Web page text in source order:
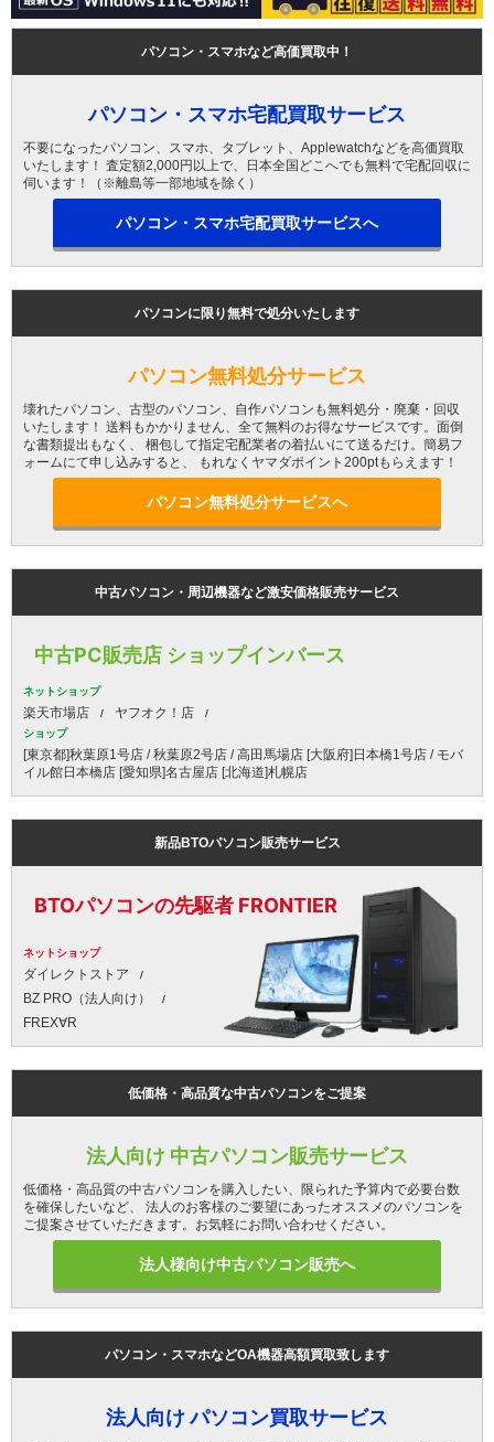
パソコン・スマホなど高価買取中！
パソコン・スマホ宅配買取サービス
不要になったパソコン、スマホ、タブレット、Applewatchなどを高価買取
いたします！ 査定額2,000円以上で、日本全国どこへでも無料で宅配回収に
伺います！（※離島等一部地域を除く）
パソコン・スマホ宅配買取サービスへ
パソコンに限り無料で処分いたします
パソコン無料処分サービス
壊れたパソコン、古型のパソコン、自作パソコンも無料処分・廃棄・回収
いたします！ 送料もかかりません、全て無料のお得なサービスです。面倒
な書類提出もなく、 梱包して指定宅配業者の着払いにて送るだけ。簡易フ
ォームにて申し込みすると、 もれなくヤマダポイント200ptもらえます！
パソコン無料処分サービスへ
中古パソコン・周辺機器など激安価格販売サービス
中古PC販売店 ショップインバース
ネットショップ
楽天市場店 ヤフオク！店
ショップ
[東京都]秋葉原1号店 / 秋葉原2号店 / 高田馬場店 [大阪府]日本橋1号店 / モバ
イル館日本橋店 [愛知県]名古屋店 [北海道]札幌店
新品BTOパソコン販売サービス
BTOパソコンの先駆者 FRONTIER
ネットショップ
ダイレクトストア
BZ PRO（法人向け）
FREX∀R
低価格・高品質な中古パソコンをご提案
法人向け 中古パソコン販売サービス
低価格・高品質の中古パソコンを購入したい、限られた予算内で必要台数
を確保したいなど、 法人のお客様のご要望にあったオススメのパソコンを
ご提案させていただきます。お気軽にお問い合わせください。
法人様向け中古パソコン販売へ
パソコン・スマホなどOA機器高額買取致します
法人向け パソコン買取サービス